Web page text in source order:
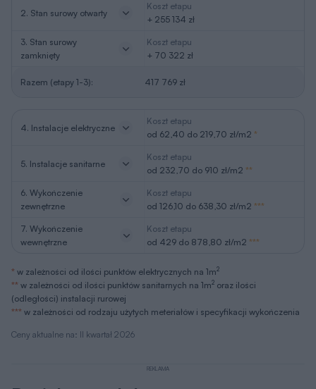
Ceny aktualne na: II kwartał 2026
2. Stan surowy otwarty
Koszt etapu
+ 255 134 zł
3. Stan surowy
zamknięty
Koszt etapu
+ 70 322 zł
Razem (etapy 1-3): 417 769 zł
4. Instalacje elektryczne
Koszt etapu
od 62,40 do 219,70 zł/m2 *
5. Instalacje sanitarne
Koszt etapu
od 232,70 do 910 zł/m2 **
6. Wykończenie
zewnętrzne
Koszt etapu
od 126,10 do 638,30 zł/m2 ***
7. Wykończenie
wewnętrzne
Koszt etapu
od 429 do 878,80 zł/m2 ***
* w zależności od ilości punktów elektrycznych na 1m2
** w zależności od ilości punktów sanitarnych na 1m2 oraz ilości
(odległości) instalacji rurowej
*** w zależności od rodzaju użytych meteriałów i specyfikacji wykończenia
REKLAMA